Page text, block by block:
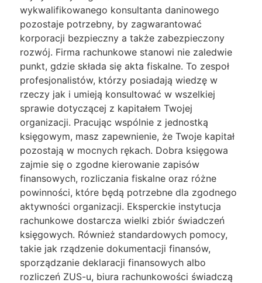
wykwalifikowanego konsultanta daninowego
pozostaje potrzebny, by zagwarantować
korporacji bezpieczny a także zabezpieczony
rozwój. Firma rachunkowe stanowi nie zaledwie
punkt, gdzie składa się akta fiskalne. To zespoł
profesjonalistów, którzy posiadają wiedzę w
rzeczy jak i umieją konsultować w wszelkiej
sprawie dotyczącej z kapitałem Twojej
organizacji. Pracując wspólnie z jednostką
księgowym, masz zapewnienie, że Twoje kapitał
pozostają w mocnych rękach. Dobra księgowa
zajmie się o zgodne kierowanie zapisów
finansowych, rozliczania fiskalne oraz różne
powinności, które będą potrzebne dla zgodnego
aktywności organizacji. Eksperckie instytucja
rachunkowe dostarcza wielki zbiór świadczeń
księgowych. Również standardowych pomocy,
takie jak rządzenie dokumentacji finansów,
sporządzanie deklaracji finansowych albo
rozliczeń ZUS-u, biura rachunkowości świadczą